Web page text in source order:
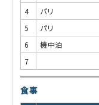
4
パリ
5
パリ
6
機中泊
7
食事